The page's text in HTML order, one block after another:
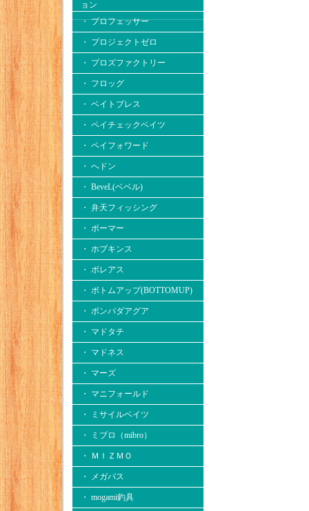
ョン
・ プロフェッサー
・ プロジェクトゼロ
・ プロズファクトリー
・ フロッグ
・ ベイトブレス
・ ペイチェックベイツ
・ ペイフォワード
・ へドン
・ BeveL(ベベル)
・ 弁天フィッシング
・ ボーマー
・ ホプキンス
・ ボレアス
・ ボトムアップ(BOTTOMUP)
・ ボンバダアグア
・ マドタチ
・ マドネス
・ マーズ
・ マニフォールド
・ ミサイルベイツ
・ ミブロ（mibro）
・ ＭＩＺＭＯ
・ メガバス
・ mogami釣具